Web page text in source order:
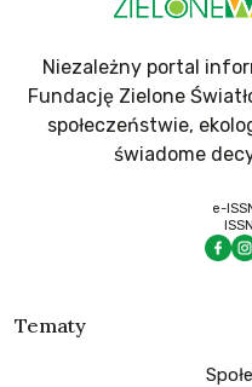
Niezależny portal
Fundację Zielone
społeczeństwie,
świadome
e-
Tematy